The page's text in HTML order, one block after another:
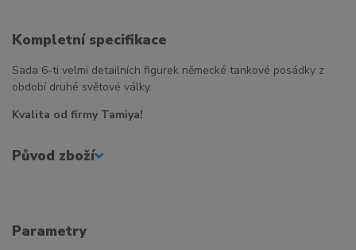
Kompletní specifikace
Sada 6-ti velmi detailních figurek německé tankové posádky z
období druhé světové války.
Kvalita od firmy Tamiya!
Původ zboží
Parametry